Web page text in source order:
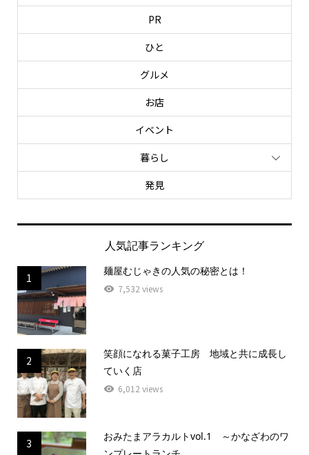
PR
ひと
グルメ
お店
イベント
暮らし
発見
人気記事ランキング
1
麺屋むじゃきの人気の秘密とは！
7,532 views
2
笑顔になれる菓子工房 地域と共に成長し
ていく店
6,012 views
3
おみたまアラカルトvol.1 ～かなざわのワ